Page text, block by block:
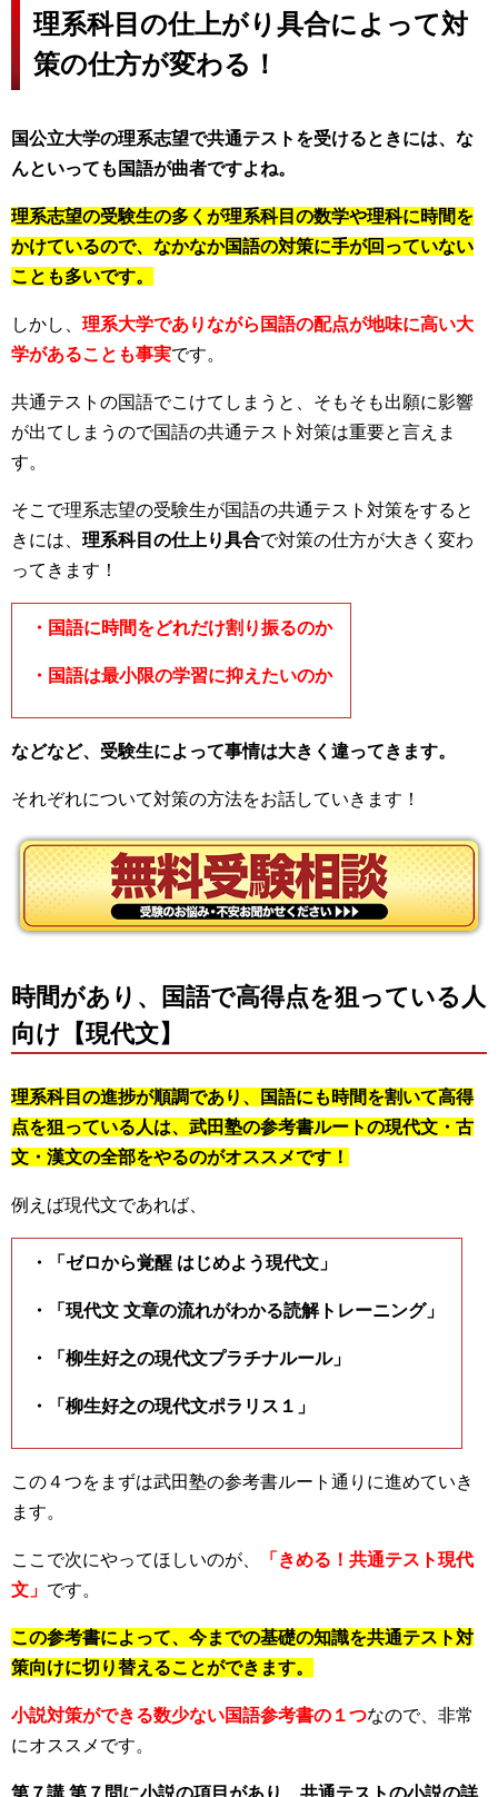
理系科目の仕上がり具合によって対
策の仕方が変わる！
国公立大学の理系志望で共通テストを受けるときには、な
んといっても国語が曲者ですよね。
理系志望の受験生の多くが理系科目の数学や理科に時間を
かけているので、なかなか国語の対策に手が回っていない
ことも多いです。
しかし、 理系大学でありながら国語の配点が地味に高い大
学があることも事実です。
共通テストの国語でこけてしまうと、そもそも出願に影響
が出てしまうので国語の共通テスト対策は重要と言えま
す。
そこで理系志望の受験生が国語の共通テスト対策をすると
きには、 理系科目の仕上り具合で対策の仕方が大きく変わ
ってきます！
・国語に時間をどれだけ割り振るのか
・国語は最小限の学習に抑えたいのか
などなど、受験生によって事情は大きく違ってきます。
それぞれについて対策の方法をお話していきます！
時間があり、国語で高得点を狙っている人
向け【現代文】
理系科目の進捗が順調であり、国語にも時間を割いて高得
点を狙っている人は、武田塾の参考書ルートの現代文・古
文・漢文の全部をやるのがオススメです！
例えば現代文であれば、
・「ゼロから覚醒 はじめよう現代文」
・「現代文 文章の流れがわかる読解トレーニング」
・「柳生好之の現代文プラチナルール」
・「柳生好之の現代文ポラリス１」
この４つをまずは武田塾の参考書ルート通りに進めていき
ます。
ここで次にやってほしいのが、
「きめる！共通テスト現代
文」 です。
この参考書によって、今までの基礎の知識を共通テスト対
策向けに切り替えることができます。
小説対策ができる数少ない国語参考書の１つなので、非常
にオススメです。
第７講 第７問に小説の項目があり、共通テストの小説の詳